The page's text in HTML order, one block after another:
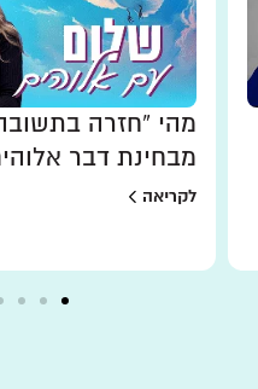
מהי “חזרה
מבחינת דבר
לקריאה